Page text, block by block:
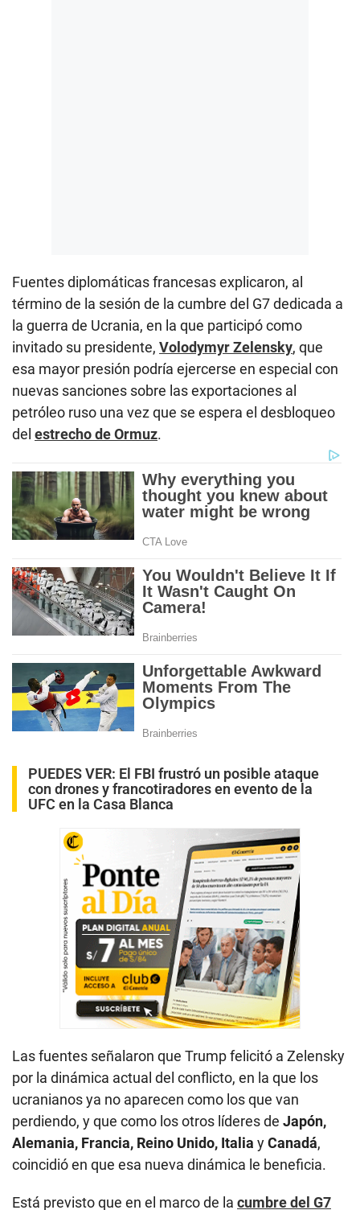
Fuentes diplomáticas francesas explicaron, al
término de la sesión de la cumbre del G7 dedicada a
la guerra de Ucrania, en la que participó como
invitado su presidente, Volodymyr Zelensky, que
esa mayor presión podría ejercerse en especial con
nuevas sanciones sobre las exportaciones al
petróleo ruso una vez que se espera el desbloqueo
del estrecho de Ormuz.
PUEDES VER: El FBI frustró un posible ataque
con drones y francotiradores en evento de la
UFC en la Casa Blanca
Las fuentes señalaron que Trump felicitó a Zelensky
por la dinámica actual del conflicto, en la que los
ucranianos ya no aparecen como los que van
perdiendo, y que como los otros líderes de Japón,
Alemania, Francia, Reino Unido, Italia yCanadá,
coincidió en que esa nueva dinámica le beneficia.
Está previsto que en el marco de la cumbre del G7